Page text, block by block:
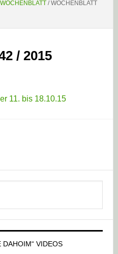
WOCHENBLATT /WOCHENBLATT
/ 2015
11. bis 18.10.15
DAHOIM“ VIDEOS